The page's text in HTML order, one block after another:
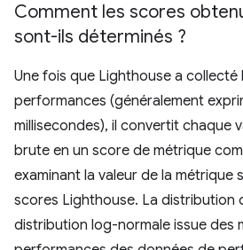
Comment les scores
sont-ils déterminés ?
Une fois que Lighthouse a collecté
performances (généralement
millisecondes), il convertit chaque
brute en un score de métrique
examinant la valeur de la métrique
scores Lighthouse. La distribution
distribution log-normale issue des